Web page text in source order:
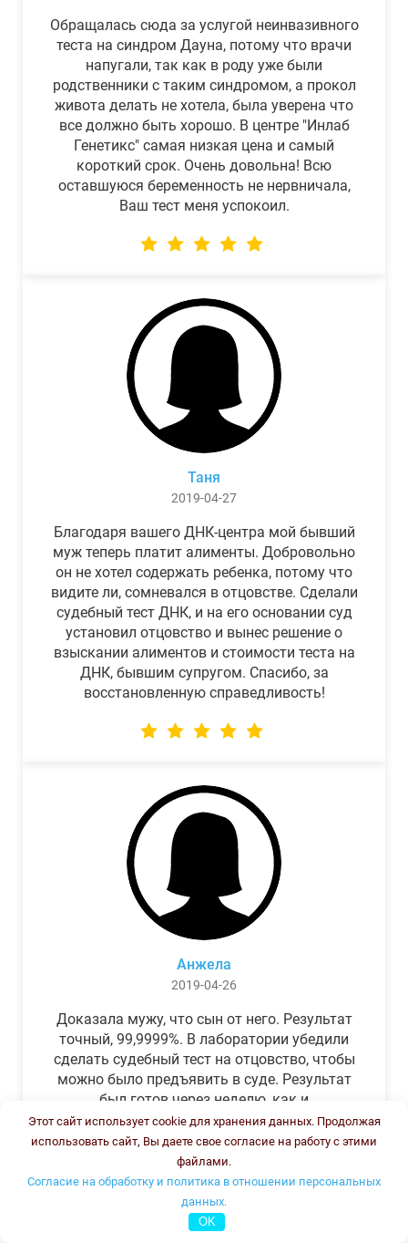
Обращалась сюда за услугой неинвазивного
теста на синдром Дауна, потому что врачи
напугали, так как в роду уже были
родственники с таким синдромом, а прокол
живота делать не хотела, была уверена что
все должно быть хорошо. В центре "Инлаб
Генетикс" самая низкая цена и самый
короткий срок. Очень довольна! Всю
оставшуюся беременность не нервничала,
Ваш тест меня успокоил.
Таня
2019-04-27
Благодаря вашего ДНК-центра мой бывший
муж теперь платит алименты. Добровольно
он не хотел содержать ребенка, потому что
видите ли, сомневался в отцовстве. Сделали
судебный тест ДНК, и на его основании суд
установил отцовство и вынес решение о
взыскании алиментов и стоимости теста на
ДНК, бывшим супругом. Спасибо, за
восстановленную справедливость!
Анжела
2019-04-26
Доказала мужу, что сын от него. Результат
точный, 99,9999%. В лаборатории убедили
сделать судебный тест на отцовство, чтобы
можно было предъявить в суде. Результат
был готов через неделю, как и
обещали.Теперь муж бегает и извиняется.
Этот сайт использует cookie для хранения данных. Продолжая
использовать сайт, Вы даете свое согласие на работу с этими
файлами.
Согласие на обработку и политика в отношении персональных
данных.
OK